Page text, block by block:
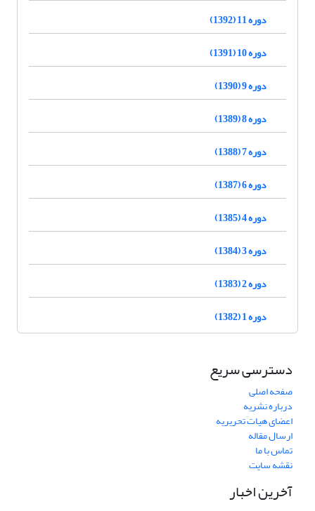
دوره 11 (1392)
دوره 10 (1391)
دوره 9 (1390)
دوره 8 (1389)
دوره 7 (1388)
دوره 6 (1387)
دوره 4 (1385)
دوره 3 (1384)
دوره 2 (1383)
دوره 1 (1382)
دسترسی سریع
صفحه اصلی
درباره نشریه
اعضای هیات تحریریه
ارسال مقاله
تماس با ما
نقشه سایت
آخرین اخبار